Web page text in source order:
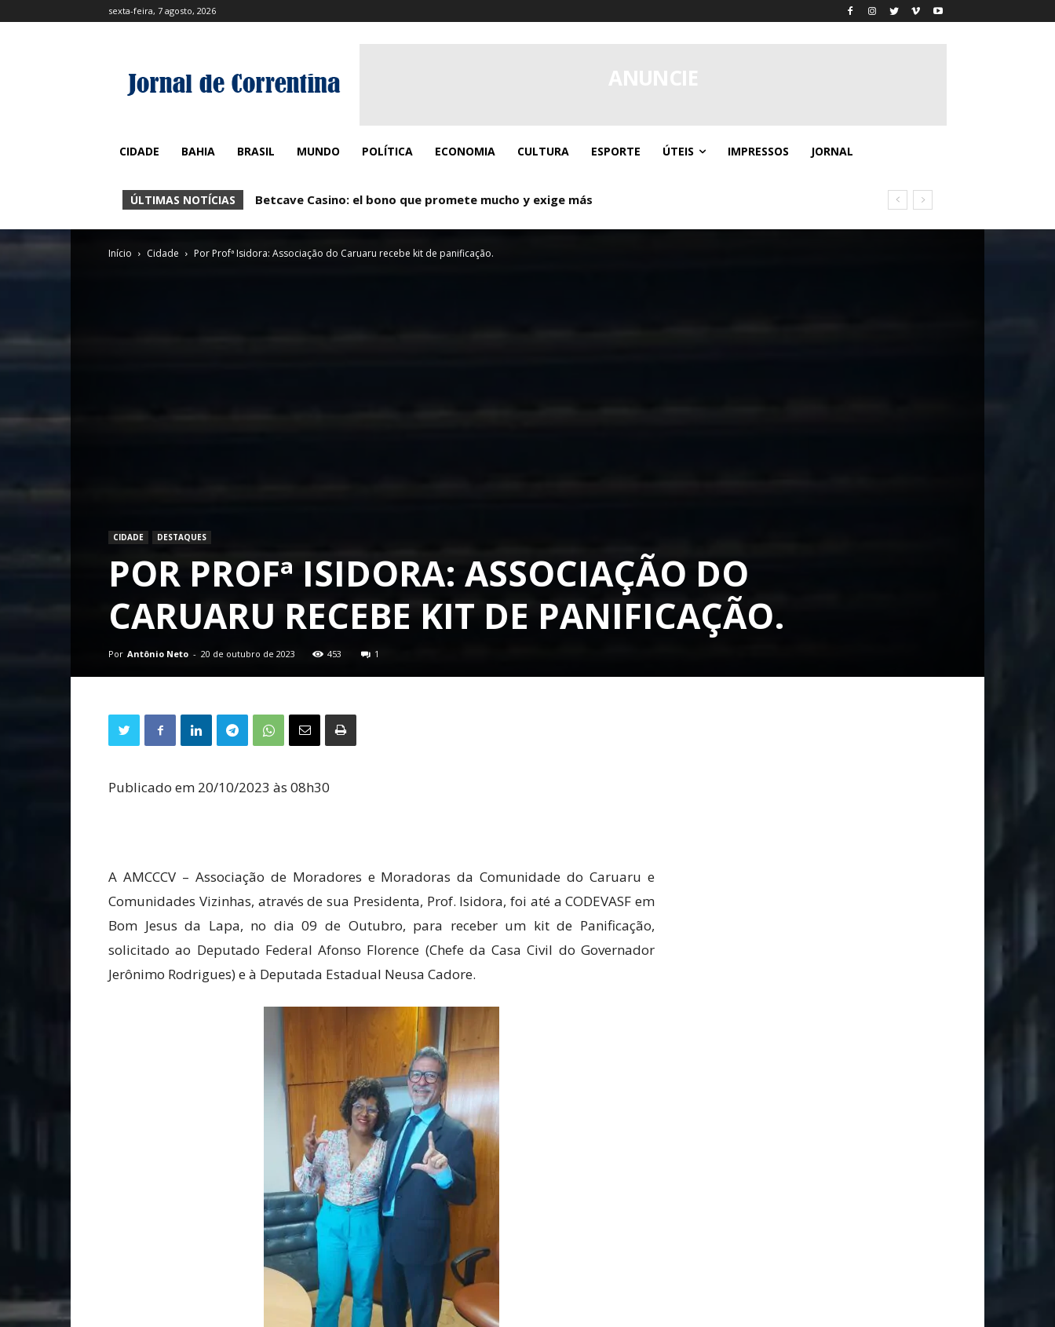
sexta-feira, 7 agosto, 2026
CIDADE BAHIA BRASIL MUNDO POLÍTICA ECONOMIA CULTURA ESPORTE ÚTEIS IMPRESSOS JORNAL
ÚLTIMAS NOTÍCIAS Betcave Casino: el bono que promete mucho y exige más
Início Cidade Por Profª Isidora: Associação do Caruaru recebe kit de panificação.
CIDADE DESTAQUES
POR PROFª ISIDORA: ASSOCIAÇÃO DO
CARUARU RECEBE KIT DE PANIFICAÇÃO.
Por Antônio Neto - 20 de outubro de 2023 453 1
Publicado em 20/10/2023 às 08h30
A AMCCCV – Associação de Moradores e Moradoras da Comunidade do Caruaru e
Comunidades Vizinhas, através de sua Presidenta, Prof. Isidora, foi até a CODEVASF em
Bom Jesus da Lapa, no dia 09 de Outubro, para receber um kit de Panificação,
solicitado ao Deputado Federal Afonso Florence (Chefe da Casa Civil do Governador
Jerônimo Rodrigues) e à Deputada Estadual Neusa Cadore.